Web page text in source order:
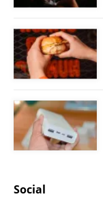
Social